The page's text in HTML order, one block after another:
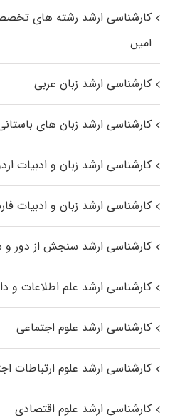
کارشناسی ارشد رﺷﺘﻪ ﻫﺎی
اﻣﻴﻦ
کارشناسی ارشد زبان عربی
کارشناسی ارشد زبان‌ های
کارشناسی ارشد زبان و ادبیات
کارشناسی ارشد زبان و ادبیات
کارشناسی ارشد سنجش از دور و
کارشناسی ارشد علم اطلاعات و
کارشناسی ارشد علوم اجتماعی
کارشناسی ارشد علوم ارتباطات
کارشناسی ارشد علوم اقتصادی